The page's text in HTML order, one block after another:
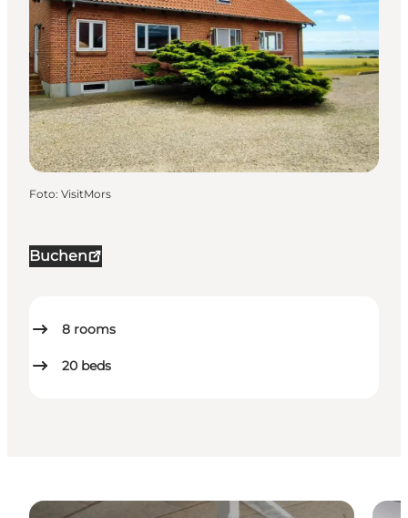
Buchen
8 rooms
20 beds
Foto: VisitMors